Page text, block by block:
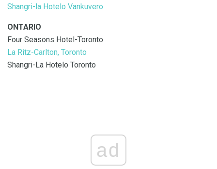
Shangri-la Hotelo Vankuvero
ONTARIO
Four Seasons Hotel-Toronto
La Ritz-Carlton, Toronto
Shangri-La Hotelo Toronto
ad